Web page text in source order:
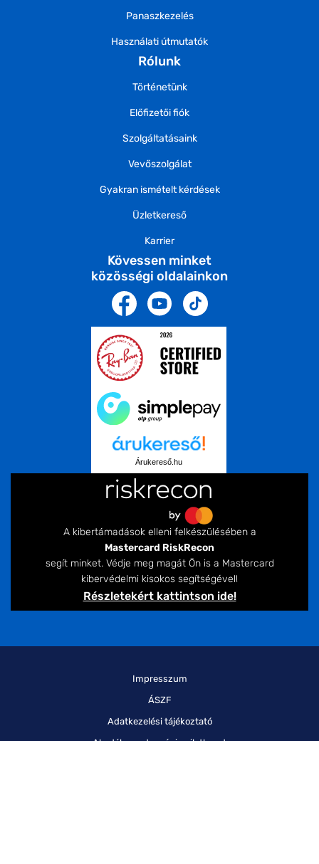
Panaszkezelés
Használati útmutatók
Rólunk
Történetünk
Előfizetői fiók
Szolgáltatásaink
Vevőszolgálat
Gyakran ismételt kérdések
Üzletkereső
Karrier
Kövessen minket
közösségi oldalainkon
Árukereső.hu
A kibertámadások elleni felkészülésében a
Mastercard RiskRecon
segít minket. Védje meg magát Ön is a Mastercard
kibervédelmi kisokos segítségével!
Részletekért kattintson ide!
Impresszum
ÁSZF
Adatkezelési tájékoztató
Akadálymentességi nyilatkozat